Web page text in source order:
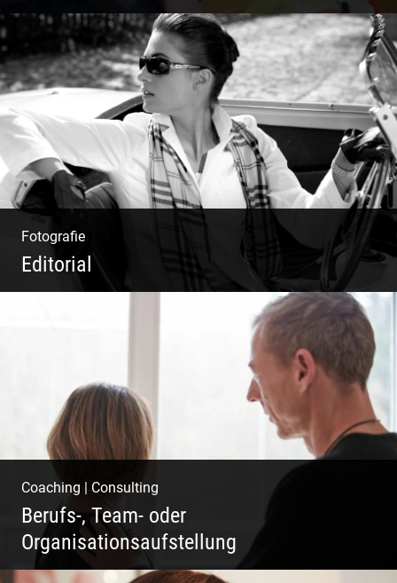
Deine Darstellung nach außen und innen
Fotografie
Editorial
Coaching Consulting
Berufs-, Team- oder
Organisationsaufstellung